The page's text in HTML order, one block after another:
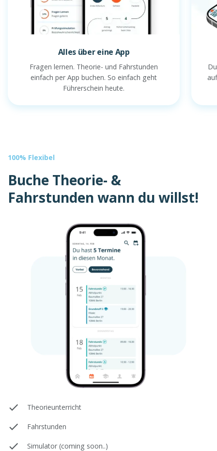
Alles über eine App
Fragen lernen. Theorie- und Fahrstunden
einfach per App buchen. So einfach geht
Führerschein heute.
100% Flexibel
Buche Theorie- &
Fahrstunden wann du willst!
Theorieunterricht
Fahrstunden
Simulator (coming soon..)